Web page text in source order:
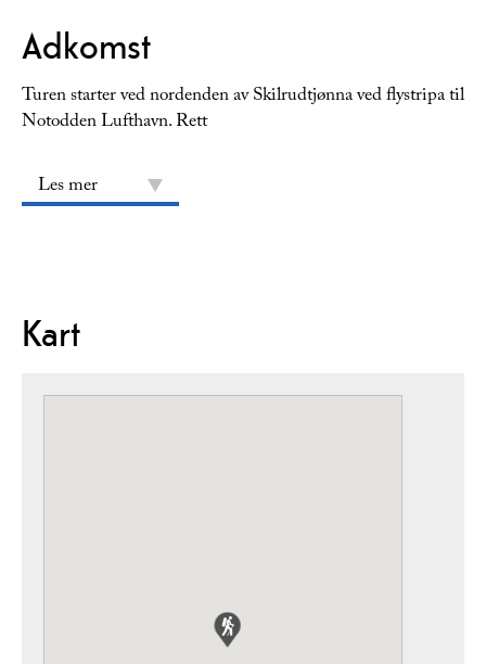
Adkomst
Turen starter ved nordenden av Skilrudtjønna ved flystripa til
Notodden Lufthavn. Rett
Les mer
Kart